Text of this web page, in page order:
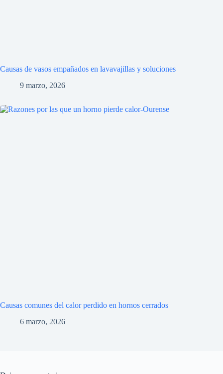
Causas de vasos empañados en lavavajillas y soluciones
9 marzo, 2026
Causas comunes del calor perdido en hornos cerrados
6 marzo, 2026